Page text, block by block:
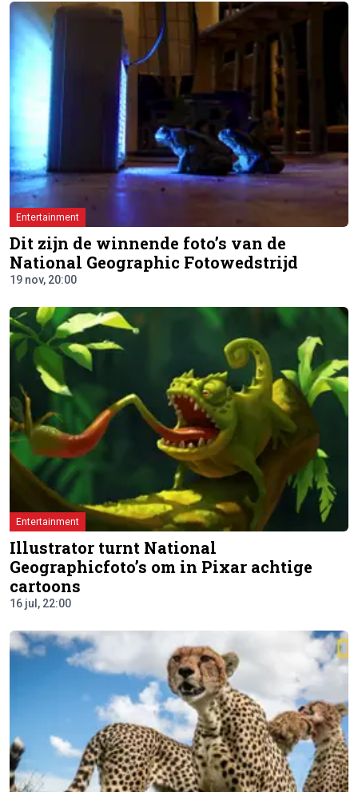
Entertainment
Dit zijn de winnende foto’s van de
National Geographic Fotowedstrijd
19 nov, 20:00
Entertainment
Illustrator turnt National
Geographicfoto’s om in Pixar achtige
cartoons
16 jul, 22:00